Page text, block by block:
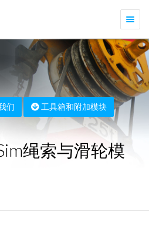
切
导
航
们 工具箱和附加模块
绳索与滑轮模